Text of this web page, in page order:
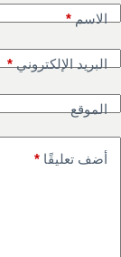
الاسم*
البريد الإلكتروني*
الموقع
أضف تعليقًا *